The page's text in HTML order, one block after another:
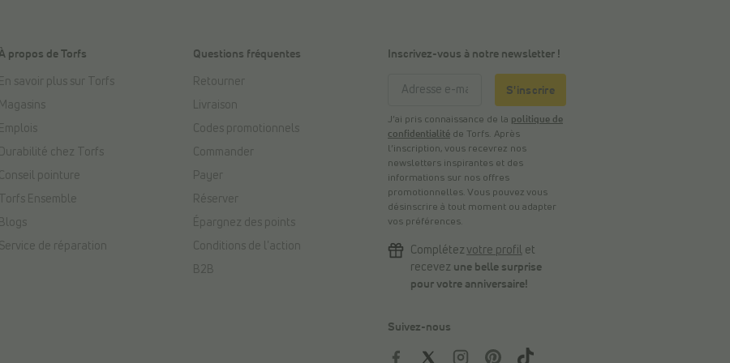
propos de Torfs
En savoir plus sur Torfs
Magasins
Emplois
Durabilité chez Torfs
Conseil pointure
Torfs Ensemble
Blogs
Service de réparation
Questions fréquentes
Retourner
Livraison
Codes promotionnels
Commander
Payer
Réserver
Épargnez des points
Conditions de l'action
B2B
Inscrivez-vous à notre newsletter !
S'inscrire
J’ai pris connaissance de la politique de
confidentialité de Torfs. Après
l’inscription, vous recevrez nos
newsletters inspirantes et des
informations sur nos offres
promotionnelles. Vous pouvez vous
désinscrire à tout moment ou adapter
vos préférences.
Complétez votre profil et
recevez une belle surprise
pour votre anniversaire!
Suivez-nous